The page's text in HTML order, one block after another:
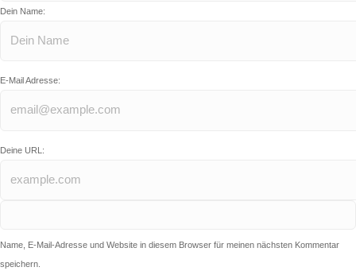
Dein Name:
E-Mail Adresse:
Deine URL:
Name, E-Mail-Adresse und Website in diesem Browser für meinen nächsten Kommentar
speichern.